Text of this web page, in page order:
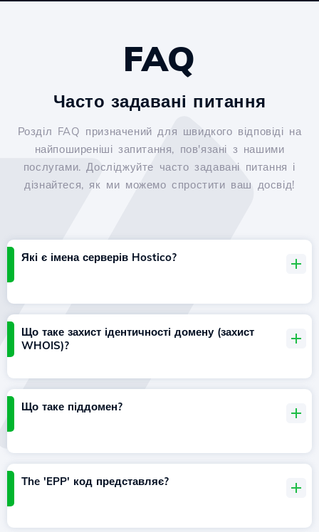
FAQ
Часто задавані питання
Розділ FAQ призначений для швидкого відповіді на
найпоширеніші запитання, пов'язані з нашими
послугами. Досліджуйте часто задавані питання і
дізнайтеся, як ми можемо спростити ваш досвід!
Які є імена серверів Hostico?
Що таке захист ідентичності домену (захист
WHOIS)?
Що таке піддомен?
The 'EPP' код представляє?